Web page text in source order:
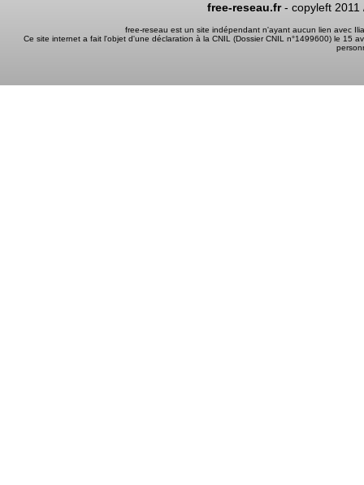
free-reseau.fr- copyleft 2011
free-reseau est un site indépendant n'ayant aucun lien avec
Ce site internet a fait l'objet d'une déclaration à la CNIL (Dossier CNIL n°1499600) le 15